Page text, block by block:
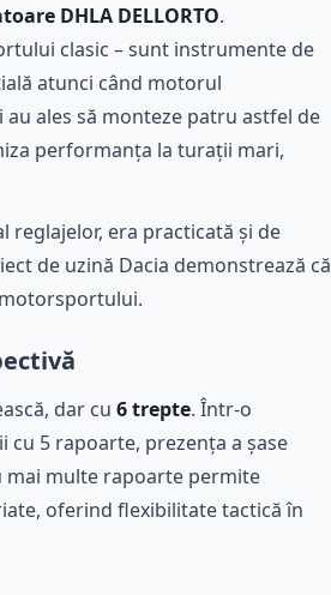
DHLA DELLORTO.
clasic – sunt instrumente de
atunci când motorul
ales să monteze patru astfel de
performanța la turații mari,
reglajelor, era practicată și de
de uzină Dacia demonstrează că
dar cu 6 trepte. Într-o
cu 5 rapoarte, prezența a șase
mai multe rapoarte permite
oferind flexibilitate tactică în